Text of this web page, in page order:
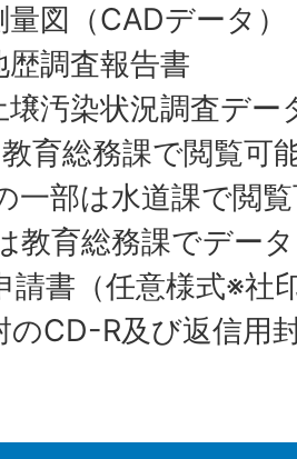
図（CADデータ）
調査報告書
汚染状況調査デー
育総務課で閲覧可
一部は水道課で閲
教育総務課でデー
請書（任意様式※社
のCD-R及び返信用